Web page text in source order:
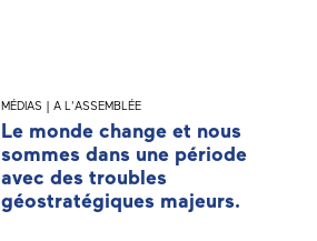
MÉDIAS | A L'ASSEMBLÉE
Le monde change et nous
sommes dans une période
avec des troubles
géostratégiques majeurs.